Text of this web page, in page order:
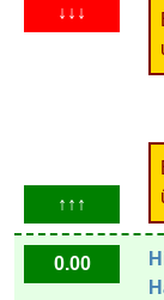
↓↓↓
↑↑↑
0.00